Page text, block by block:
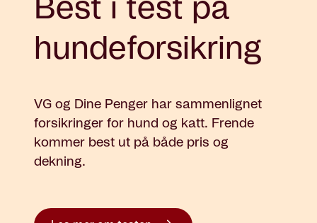
Best i test på
hundeforsikring
VG og Dine Penger har sammenlignet
forsikringer for hund og katt. Frende
kommer best ut på både pris og
dekning.